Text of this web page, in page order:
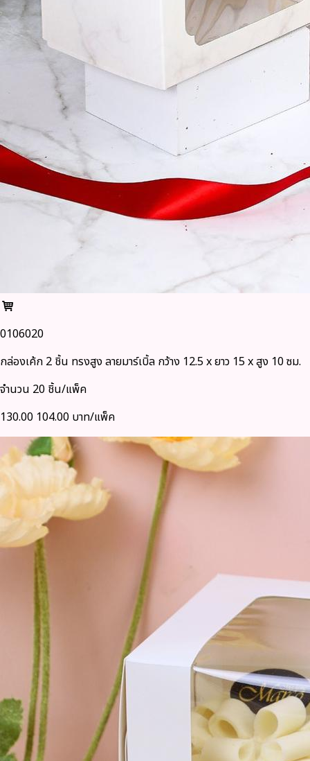
0106020
กล่องเค้ก 2 ชิ้น ทรงสูง ลายมาร์เบิ้ล กว้าง 12.5 x ยาว 15 x สูง 10 ซม.
จำนวน 20 ชิ้น/แพ็ค
130.00 104.00 บาท/แพ็ค